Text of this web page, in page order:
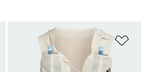
Lägg till på önskelistan